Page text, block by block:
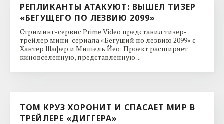
РЕПЛИКАНТЫ АТАКУЮТ: ВЫШЕЛ ТИЗЕР
«БЕГУЩЕГО ПО ЛЕЗВИЮ 2099»
Стриминг-сервис Prime Video представил тизер-
трейлер мини-сериала «Бегущий по лезвию 2099» с
Хантер Шафер и Мишель Йео: Проект расширяет
киновселенную, представленную ...
ТОМ КРУЗ ХОРОНИТ И СПАСАЕТ МИР В
ТРЕЙЛЕРЕ «ДИГГЕРА»